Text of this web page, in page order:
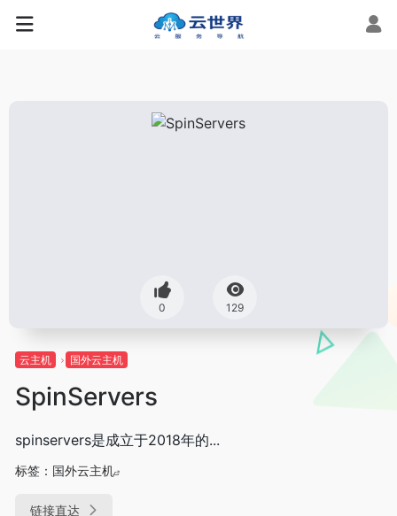
0 129
云主机 国外云主机
SpinServers
spinservers是成立于2018年的...
标签： 国外云主机
链接直达